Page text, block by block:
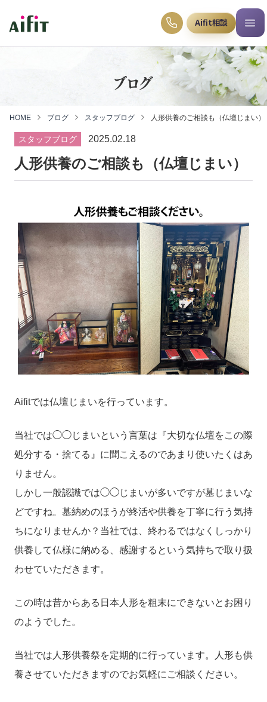
Aifit相談
ブログ
HOME ブログ スタッフブログ 人形供養のご相談も（仏壇じまい）
スタッフブログ 2025.02.18
人形供養のご相談も（仏壇じまい）
Aifitでは仏壇じまいを行っています。
当社では◯◯じまいという言葉は『大切な仏壇をこの際
処分する・捨てる』に聞こえるのであまり使いたくはあ
りません。
しかし一般認識では◯◯じまいが多いですが墓じまいな
どですね。墓納めのほうが終活や供養を丁寧に行う気持
ちになりませんか？当社では、終わるではなくしっかり
供養して仏様に納める、感謝するという気持ちで取り扱
わせていただきます。
この時は昔からある日本人形を粗末にできないとお困り
のようでした。
当社では人形供養祭を定期的に行っています。人形も供
養させていただきますのでお気軽にご相談ください。